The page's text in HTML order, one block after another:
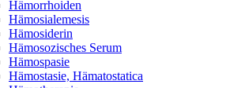
Hämorrhoiden
Hämosialemesis
Hämosiderin
Hämosozisches Serum
Hämospasie
Hämostasie, Hämatostatica